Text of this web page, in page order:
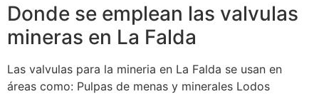
Donde se emplean las valvulas
mineras en La Falda
Las valvulas para la mineria en La Falda se usan en
áreas como: Pulpas de menas y minerales Lodos